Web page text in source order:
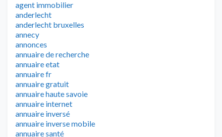
agent immobilier
anderlecht
anderlecht bruxelles
annecy
annonces
annuaire de recherche
annuaire etat
annuaire fr
annuaire gratuit
annuaire haute savoie
annuaire internet
annuaire inversé
annuaire inverse mobile
annuaire santé